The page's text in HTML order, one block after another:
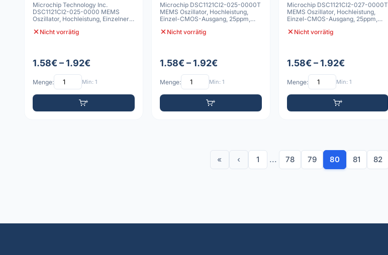
Microchip Technology Inc.
DSC1121CI2-025-0000 MEMS
Oszillator, Hochleistung, Einzelner
Nicht vorrätig
1.58€ – 1.92€
Menge: Min: 1
Microchip DSC1121CI2-025-0000T
MEMS Oszillator, Hochleistung,
Einzel-CMOS-Ausgang, 25ppm,
Nicht vorrätig
1.58€ – 1.92€
Menge: Min: 1
Microchip DSC1121CI2-027-0000T
MEMS Oszillator, Hochleistung,
Einzel-CMOS-Ausgang, 25ppm,
Nicht vorrätig
1.58€ – 1.92€
Menge: Min: 1
« ‹ 1 ... 78 79 80 81 82